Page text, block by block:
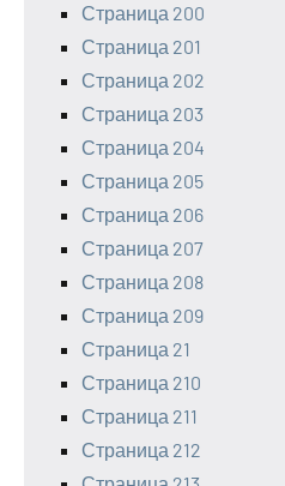
Страница 200
Страница 201
Страница 202
Страница 203
Страница 204
Страница 205
Страница 206
Страница 207
Страница 208
Страница 209
Страница 21
Страница 210
Страница 211
Страница 212